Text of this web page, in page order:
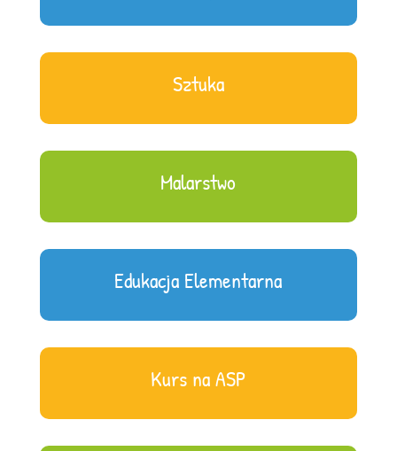
Sztuka
Malarstwo
Edukacja Elementarna
Kurs na ASP